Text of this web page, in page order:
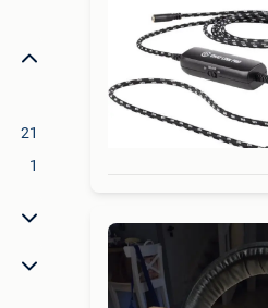
21
1